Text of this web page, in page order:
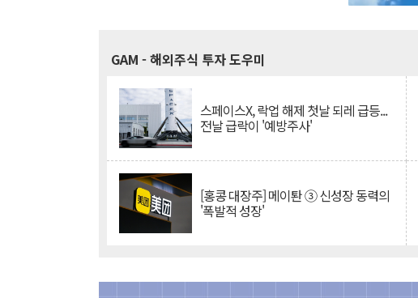
GAM - 해외주식 투자 도우미
스페이스X, 락업 해제 첫날 되레 급등...
전날 급락이 '예방주사'
[홍콩 대장주] 메이퇀 ③ 신성장 동력의
'폭발적 성장'